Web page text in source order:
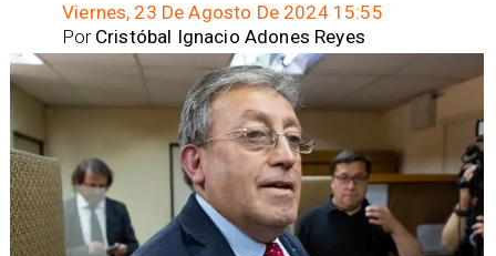
Viernes, 23 De Agosto De 2024 15:55
Cristóbal Ignacio Adones Reyes
Por